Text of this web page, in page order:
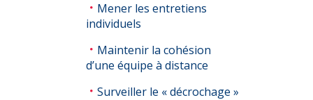
Mener les entretiens
individuels
Maintenir la cohésion
d’une équipe à distance
Surveiller le « décrochage »